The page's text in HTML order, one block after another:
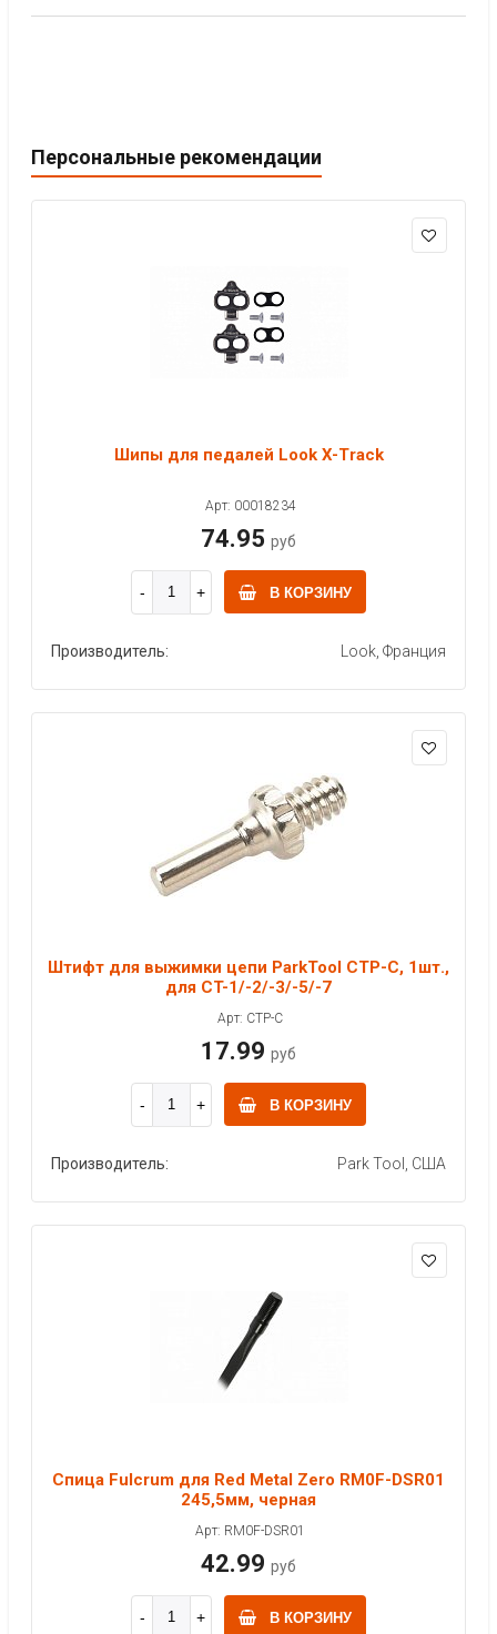
Персональные рекомендации
Шипы для педалей Look X-Track
Арт: 00018234
74.95 руб
В КОРЗИНУ
Производитель: Look, Франция
Штифт для выжимки цепи ParkTool CTP-C, 1шт.,
для CT-1/-2/-3/-5/-7
Арт: CTP-C
17.99 руб
В КОРЗИНУ
Производитель: Park Tool, США
Спица Fulcrum для Red Metal Zero RM0F-DSR01
245,5мм, черная
Арт: RM0F-DSR01
42.99 руб
В КОРЗИНУ